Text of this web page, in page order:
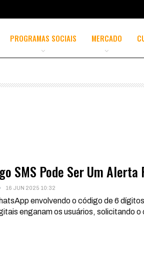
PROGRAMAS SOCIAIS MERCADO
SMS Pode Ser Um Alerta
16 JUN 2025 10:32
envolvendo o código de 6
enganam os usuários, solicitando